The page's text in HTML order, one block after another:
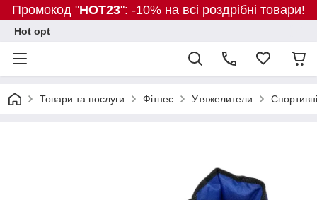
Промокод "HOT23": -10% на всі роздрібні товари!
Hot opt
Товари та послуги Фітнес Утяжелители